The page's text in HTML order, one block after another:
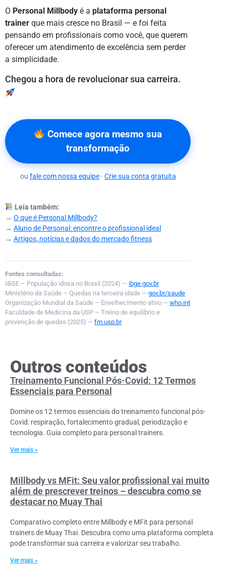
O Personal Millbody é a plataforma personal
trainer que mais cresce no Brasil — e foi feita
pensando em profissionais como você, que querem
oferecer um atendimento de excelência sem perder
a simplicidade.
Chegou a hora de revolucionar sua carreira.
Comece agora mesmo sua
transformação
ou fale com nossa equipe· Crie sua conta gratuita
Leia também:
→ O que é Personal Millbody?
→ Aluno de Personal: encontre o profissional ideal
→ Artigos, notícias e dados do mercado fitness
Fontes consultadas:
IBGE – População idosa no Brasil (2024) — ibge.gov.br
Ministério da Saúde – Quedas na terceira idade — gov.br/saude
Organização Mundial da Saúde – Envelhecimento ativo — who.int
Faculdade de Medicina da USP – Treino de equilíbrio e
prevenção de quedas (2025) — fm.usp.br
Outros conteúdos
Treinamento Funcional Pós-Covid: 12 Termos
Essenciais para Personal
Domine os 12 termos essenciais do treinamento funcional pós-
Covid: respiração, fortalecimento gradual, periodização e
tecnologia. Guia completo para personal trainers.
Ver mais »
Millbody vs MFit: Seu valor profissional vai muito
além de prescrever treinos – descubra como se
destacar no Muay Thai
Comparativo completo entre Millbody e MFit para personal
trainers de Muay Thai. Descubra como uma plataforma completa
pode transformar sua carreira e valorizar seu trabalho.
Ver mais »